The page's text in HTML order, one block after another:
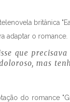
britânica
adaptar o romance.
que
mas
do romance